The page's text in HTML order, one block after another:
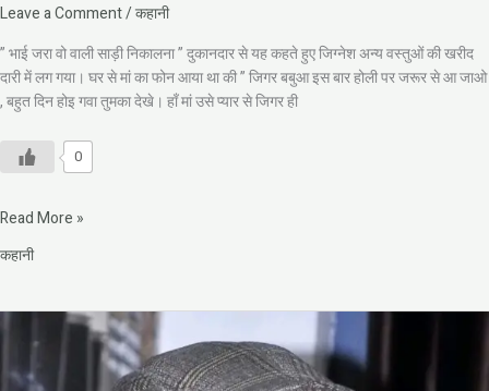
Leave a Comment/कहानी
” भाई जरा वो वाली साड़ी निकालना ” दुकानदार से यह कहते हुए जिग्नेश अन्य वस्तुओं की खरीद
दारी में लग गया। घर से मां का फोन आया था की ” जिगर बबुआ इस बार होली पर जरूर से आ जाओ
, बहुत दिन होइ गवा तुमका देखे। हाँ मां उसे प्यार से जिगर ही
0
Read More »
कहानी
की